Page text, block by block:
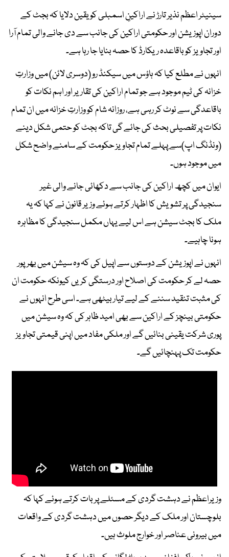
سینیٹر اعظم نذیر تارڑ نے اراکینِ اسمبلی کو یقین دلایا کہ بجٹ کے
دوران اپوزیشن اور حکومتی اراکین کی جانب سے دی جانے والی تمام آرا
اور تجاویز کو باقاعدہ ریکارڈ کا حصہ بنایا جا رہا ہے۔
انہوں نے مطلع کیا کہ ہاؤس میں سیکنڈ رو (دوسری لائن) میں وزارتِ
خزانہ کی ٹیم موجود ہے جو تمام اراکین کی تقاریر اور اہم نکات کو
باقاعدگی سے نوٹ کر رہی ہے، روزانہ شام کو وزارتِ خزانہ میں ان تمام
نکات پر تفصیلی بحث کی جائے گی تاکہ بجٹ کو حتمی شکل دینے
(ونڈنگ اپ)سے پہلے تمام تجاویز حکومت کے سامنے واضح شکل
میں موجود ہوں۔
ایوان میں کچھ اراکین کی جانب سے دکھائی جانے والی غیر
سنجیدگی پر تشویش کا اظہار کرتے ہوئے وزیر قانون نے کہا کہ یہ
ملک کا بجٹ سیشن ہے اس لیے یہاں مکمل سنجیدگی کا مظاہرہ
ہونا چاہیے۔
انہوں نے اپوزیشن کے دوستوں سے اپیل کی کہ وہ سیشن میں بھرپور
حصہ لے کر حکومت کی اصلاح اور درستگی کریں کیونکہ حکومت ان
کی مثبت تنقید سننے کے لیے تیار بیٹھی ہے۔ اسی طرح انہوں نے
حکومتی بینچز کے اراکین سے بھی امید ظاہر کی کہ وہ سیشن میں
پوری شرکت یقینی بنائیں گے اور ملکی مفاد میں اپنی قیمتی تجاویز
حکومت تک پہنچائیں گے۔
وزیراعظم نے دہشت گردی کے مسئلے پر بات کرتے ہوئے کہا کہ
بلوچستان اور ملک کے دیگر حصوں میں دہشت گردی کے واقعات
میں بیرونی عناصر اور خوارج ملوث ہیں۔